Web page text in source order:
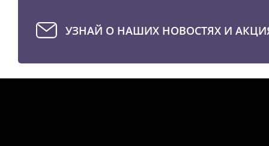
УЗНАЙ О НАШИХ НОВОСТЯХ И